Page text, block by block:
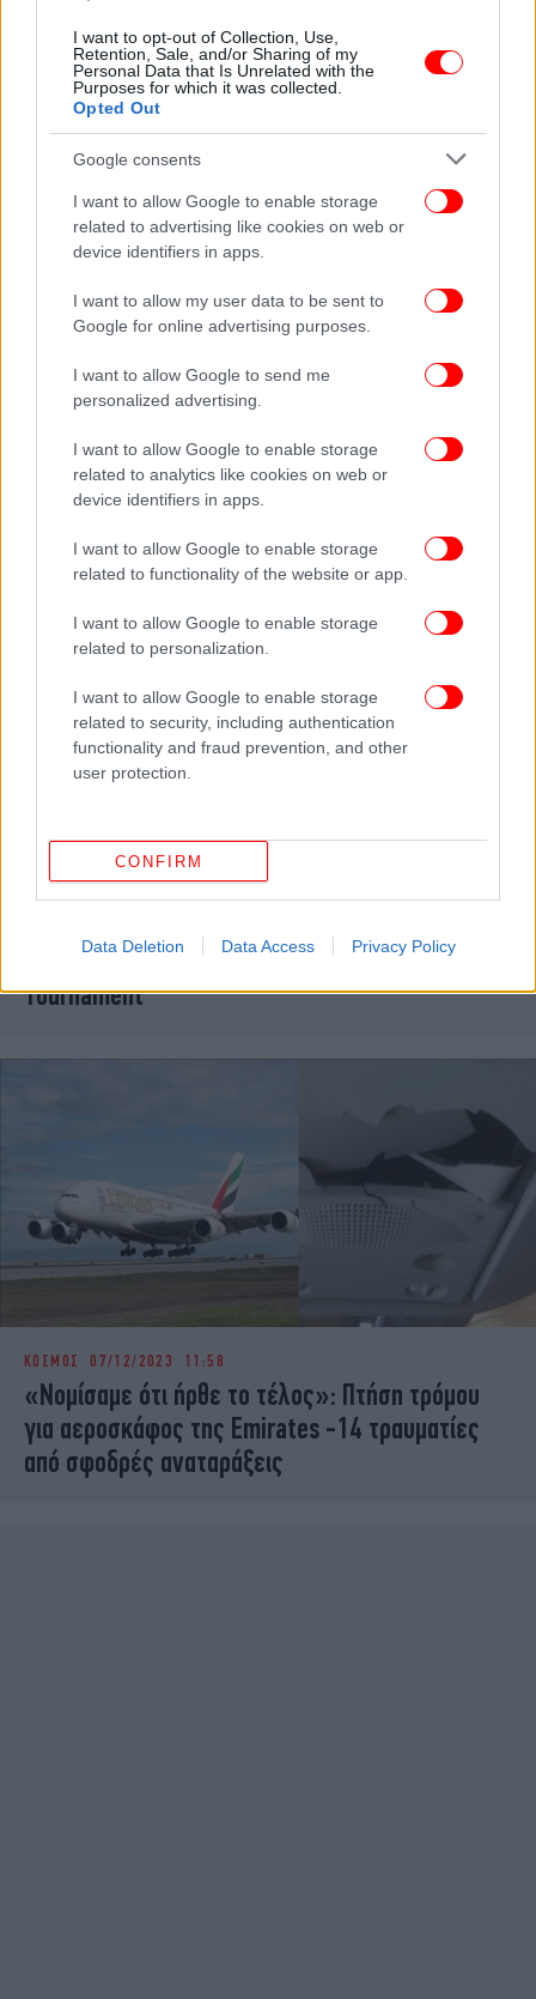
I want to opt-out of Collection, Use,
Retention, Sale, and/or Sharing of my
Personal Data that Is Unrelated with the
Purposes for which it was collected.
Opted Out
Google consents
I want to allow Google to enable storage
related to advertising like cookies on web or
device identifiers in apps.
I want to allow my user data to be sent to
Google for online advertising purposes.
I want to allow Google to send me
personalized advertising.
I want to allow Google to enable storage
related to analytics like cookies on web or
device identifiers in apps.
I want to allow Google to enable storage
related to functionality of the website or app.
I want to allow Google to enable storage
related to personalization.
I want to allow Google to enable storage
related to security, including authentication
functionality and fraud prevention, and other
user protection.
CONFIRM
Data Deletion Data Access Privacy Policy
ΚΟΣΜΟΣ 05/10/2024 21:45
Ντουμπάι: Η αεροπορική εταιρεία Emirates
απαγορεύει βομβητές και γουόκι-τόκι, μετά τις
εκρήξεις στον Λίβανο
ΚΟΣΜΟΣ 03/10/2024 17:01
Ιράν, Ιράκ και Ιορδανία
ΝΒΑ: Η Emirates χορηγός του In-Season
Tournament
ΚΟΣΜΟΣ 07/12/2023 11:58
«Νομίσαμε ότι ήρθε το τέλος»: Πτήση τρόμου
για αεροσκάφος της Emirates -14 τραυματίες
από σφοδρές αναταράξεις